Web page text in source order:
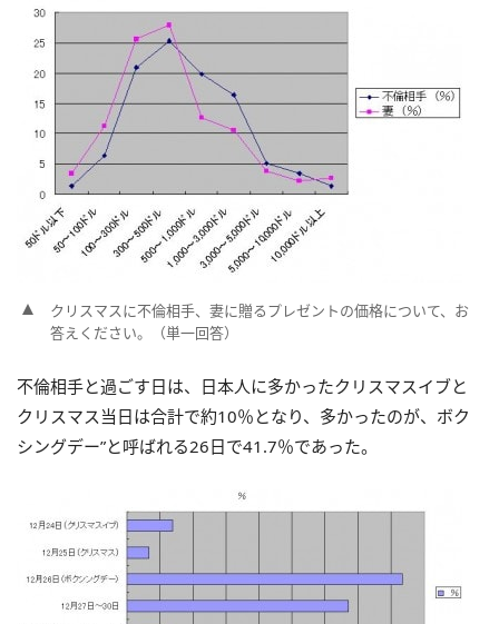
クリスマスに不倫相手、妻に贈るプレゼントの価格について、お
答えください。（単一回答）
不倫相手と過ごす日は、日本人に多かったクリスマスイブと
クリスマス当日は合計で約10％となり、多かったのが、ボク
シングデー”と呼ばれる26日で41.7％であった。